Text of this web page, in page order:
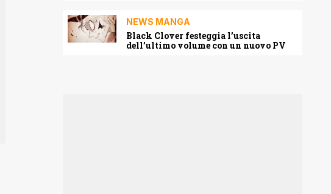
NEWS MANGA
Black Clover festeggia l’uscita
dell’ultimo volume con un nuovo PV